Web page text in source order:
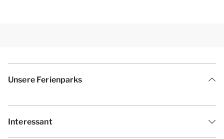
Unsere Ferienparks
Interessant